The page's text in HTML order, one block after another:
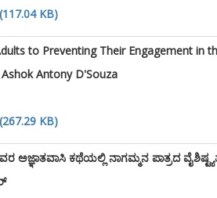
KB)
to Preventing Their Engagement in
Antony D'Souza
KB)
ಅಜ್ಞಾತವಾಸಿ ಕಥೆಯಲ್ಲಿ ನಾಗಮ್ಮನ ಪಾತ್ರದ